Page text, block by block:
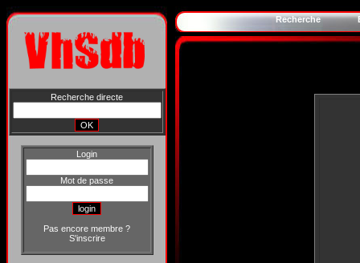
Recherche directe
Login
Mot de passe
Pas encore membre ?
S'inscrire
Recherche